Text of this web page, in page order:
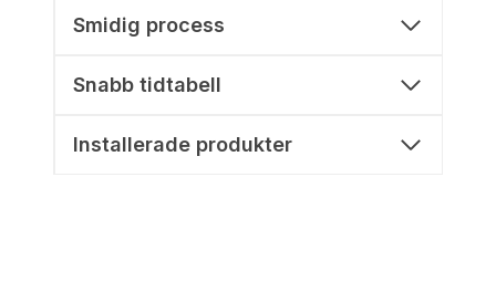
Smidig process
Snabb tidtabell
Installerade produkter